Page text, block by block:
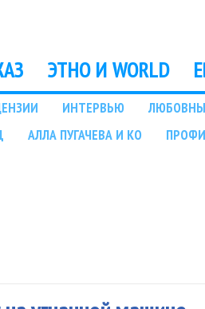
ЭТНО И WORLD
ИНТЕРВЬЮ
АЛЛА ПУГАЧЕВА И КО ПРОФИ